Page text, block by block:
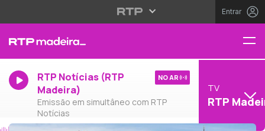
Entrar
RTP Notícias (RTP
Madeira)
Emissão em simultâneo com RTP
Notícias
NO AR
TV
RTP